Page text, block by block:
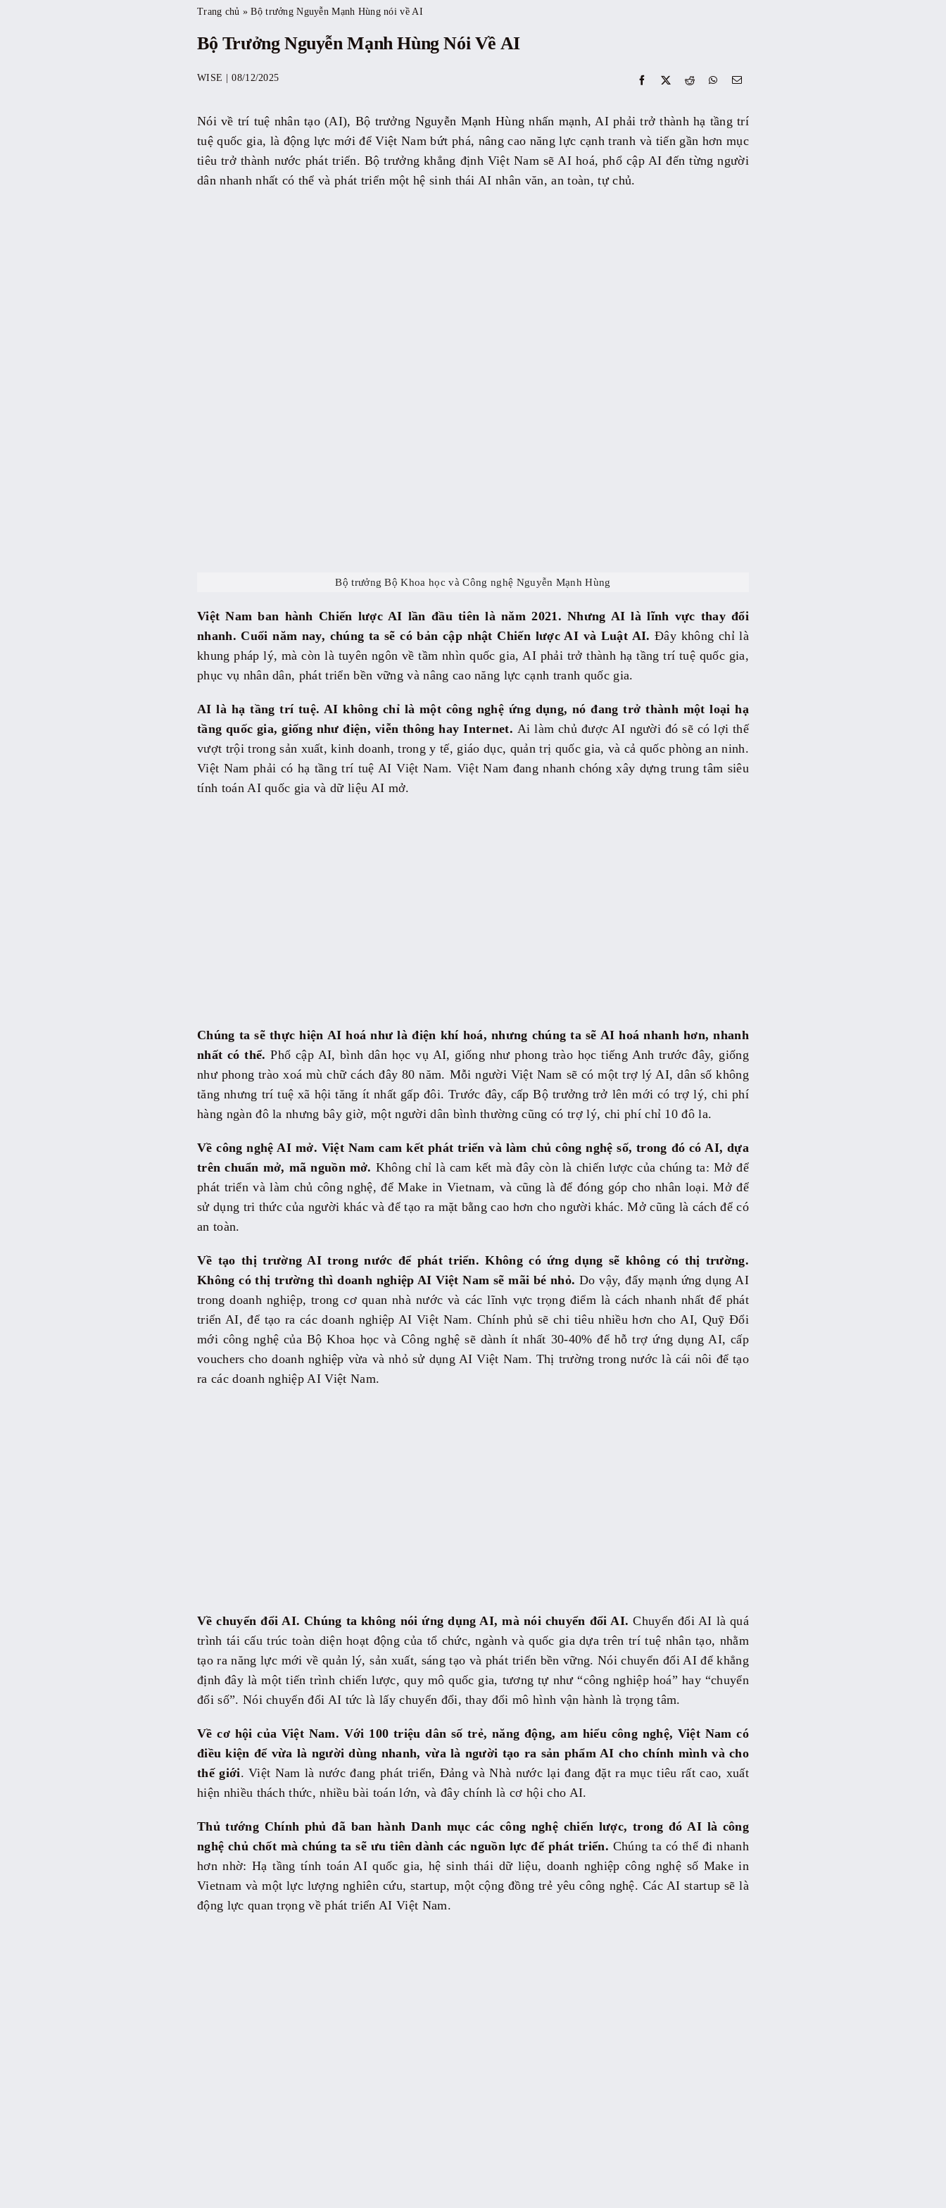
Trang chủ »Bộ trưởng Nguyễn Mạnh Hùng nói về AI
Bộ Trưởng Nguyễn Mạnh Hùng Nói Về AI
WISE 08/12/2025
Nói về trí tuệ nhân tạo (AI), Bộ trưởng Nguyễn Mạnh Hùng nhấn mạnh, AI phải trở thành hạ tầng trí
tuệ quốc gia, là động lực mới để Việt Nam bứt phá, nâng cao năng lực cạnh tranh và tiến gần hơn mục
tiêu trở thành nước phát triển. Bộ trưởng khẳng định Việt Nam sẽ AI hoá, phổ cập AI đến từng người
dân nhanh nhất có thể và phát triển một hệ sinh thái AI nhân văn, an toàn, tự chủ.
Bộ trưởng Bộ Khoa học và Công nghệ Nguyễn Mạnh Hùng
Việt Nam ban hành Chiến lược AI lần đầu tiên là năm 2021. Nhưng AI là lĩnh vực thay đổi
nhanh. Cuối năm nay, chúng ta sẽ có bản cập nhật Chiến lược AI và Luật AI. Đây không chỉ là
khung pháp lý, mà còn là tuyên ngôn về tầm nhìn quốc gia, AI phải trở thành hạ tầng trí tuệ quốc gia,
phục vụ nhân dân, phát triển bền vững và nâng cao năng lực cạnh tranh quốc gia.
AI là hạ tầng trí tuệ. AI không chỉ là một công nghệ ứng dụng, nó đang trở thành một loại hạ
tầng quốc gia, giống như điện, viễn thông hay Internet. Ai làm chủ được AI người đó sẽ có lợi thế
vượt trội trong sản xuất, kinh doanh, trong y tế, giáo dục, quản trị quốc gia, và cả quốc phòng an ninh.
Việt Nam phải có hạ tầng trí tuệ AI Việt Nam. Việt Nam đang nhanh chóng xây dựng trung tâm siêu
tính toán AI quốc gia và dữ liệu AI mở.
Chúng ta sẽ thực hiện AI hoá như là điện khí hoá, nhưng chúng ta sẽ AI hoá nhanh hơn, nhanh
nhất có thể. Phổ cập AI, bình dân học vụ AI, giống như phong trào học tiếng Anh trước đây, giống
như phong trào xoá mù chữ cách đây 80 năm. Mỗi người Việt Nam sẽ có một trợ lý AI, dân số không
tăng nhưng trí tuệ xã hội tăng ít nhất gấp đôi. Trước đây, cấp Bộ trưởng trở lên mới có trợ lý, chi phí
hàng ngàn đô la nhưng bây giờ, một người dân bình thường cũng có trợ lý, chi phí chỉ 10 đô la.
Về công nghệ AI mở. Việt Nam cam kết phát triển và làm chủ công nghệ số, trong đó có AI, dựa
trên chuẩn mở, mã nguồn mở. Không chỉ là cam kết mà đây còn là chiến lược của chúng ta: Mở để
phát triển và làm chủ công nghệ, để Make in Vietnam, và cũng là để đóng góp cho nhân loại. Mở để
sử dụng tri thức của người khác và để tạo ra mặt bằng cao hơn cho người khác. Mở cũng là cách để có
an toàn.
Về tạo thị trường AI trong nước để phát triển. Không có ứng dụng sẽ không có thị trường.
Không có thị trường thì doanh nghiệp AI Việt Nam sẽ mãi bé nhỏ. Do vậy, đẩy mạnh ứng dụng AI
trong doanh nghiệp, trong cơ quan nhà nước và các lĩnh vực trọng điểm là cách nhanh nhất để phát
triển AI, để tạo ra các doanh nghiệp AI Việt Nam. Chính phủ sẽ chi tiêu nhiều hơn cho AI, Quỹ Đổi
mới công nghệ của Bộ Khoa học và Công nghệ sẽ dành ít nhất 30-40% để hỗ trợ ứng dụng AI, cấp
vouchers cho doanh nghiệp vừa và nhỏ sử dụng AI Việt Nam. Thị trường trong nước là cái nôi để tạo
ra các doanh nghiệp AI Việt Nam.
Về chuyển đổi AI. Chúng ta không nói ứng dụng AI, mà nói chuyển đổi AI. Chuyển đổi AI là quá
trình tái cấu trúc toàn diện hoạt động của tổ chức, ngành và quốc gia dựa trên trí tuệ nhân tạo, nhằm
tạo ra năng lực mới về quản lý, sản xuất, sáng tạo và phát triển bền vững. Nói chuyển đổi AI để khẳng
định đây là một tiến trình chiến lược, quy mô quốc gia, tương tự như “công nghiệp hoá” hay “chuyển
đổi số”. Nói chuyển đổi AI tức là lấy chuyển đổi, thay đổi mô hình vận hành là trọng tâm.
Về cơ hội của Việt Nam. Với 100 triệu dân số trẻ, năng động, am hiểu công nghệ, Việt Nam có
điều kiện để vừa là người dùng nhanh, vừa là người tạo ra sản phẩm AI cho chính mình và cho
thế giới. Việt Nam là nước đang phát triển, Đảng và Nhà nước lại đang đặt ra mục tiêu rất cao, xuất
hiện nhiều thách thức, nhiều bài toán lớn, và đây chính là cơ hội cho AI.
Thủ tướng Chính phủ đã ban hành Danh mục các công nghệ chiến lược, trong đó AI là công
nghệ chủ chốt mà chúng ta sẽ ưu tiên dành các nguồn lực để phát triển. Chúng ta có thể đi nhanh
hơn nhờ: Hạ tầng tính toán AI quốc gia, hệ sinh thái dữ liệu, doanh nghiệp công nghệ số Make in
Vietnam và một lực lượng nghiên cứu, startup, một cộng đồng trẻ yêu công nghệ. Các AI startup sẽ là
động lực quan trọng về phát triển AI Việt Nam.